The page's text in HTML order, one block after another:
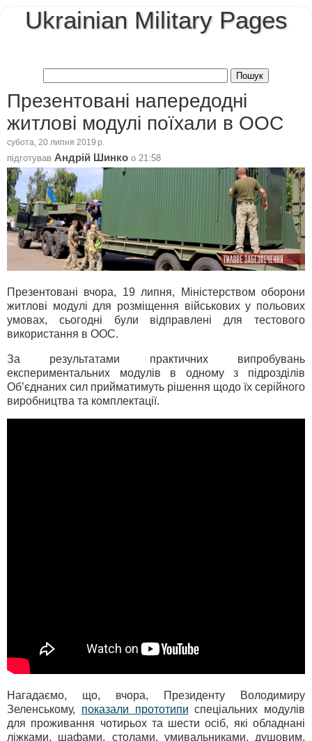
Ukrainian Military Pages
Презентовані напередодні
житлові модулі поїхали в ООС
субота, 20 липня 2019 р.
підготував Андрій Шинко о 21:58
Презентовані вчора, 19 липня, Міністерством оборони
житлові модулі для розміщення військових у польових
умовах, сьогодні були відправлені для тестового
використання в ООС.
За результатами практичних випробувань
експериментальних модулів в одному з підрозділів
Об’єднаних сил прийматимуть рішення щодо їх серійного
виробництва та комплектації.
Нагадаємо, що, вчора, Президенту Володимиру
Зеленському, показали прототипи спеціальних модулів
для проживання чотирьох та шести осіб, які обладнані
ліжками, шафами, столами, умивальниками, душовим,